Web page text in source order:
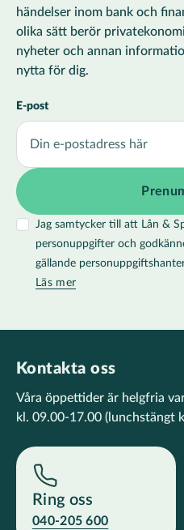
händelser inom bank och
olika sätt berör
nyheter och annan
nytta för dig.
E-post
Jag samtycker till att Lån &
personuppgifter och
gällande
Läs mer
Kontakta oss
Våra öppettider är helgfria
kl. 09.00-17.00 (lunchstängt
Ring oss
040-205 600